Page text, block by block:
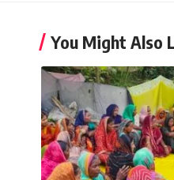
You Might Also